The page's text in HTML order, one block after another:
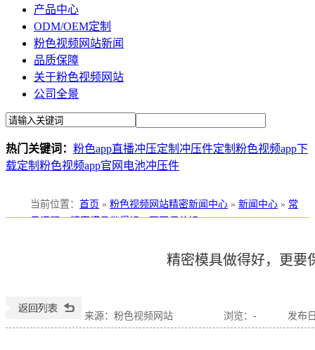
产品中心
ODM/OEM定制
粉色视频网站新闻
品质保障
关于粉色视频网站
公司全景
热门关键词： 粉色app直播冲压定制 冲压件定制 粉色视频app下
载定制 粉色视频app官网电池冲压件
当前位置 ： 首页 » 粉色视频网站精密新闻中心 » 新闻中心 » 常
见问题»精密模具做得好，更要保养好
精密模具做得好，更要
来源：粉色视频网站 浏览： - 发布